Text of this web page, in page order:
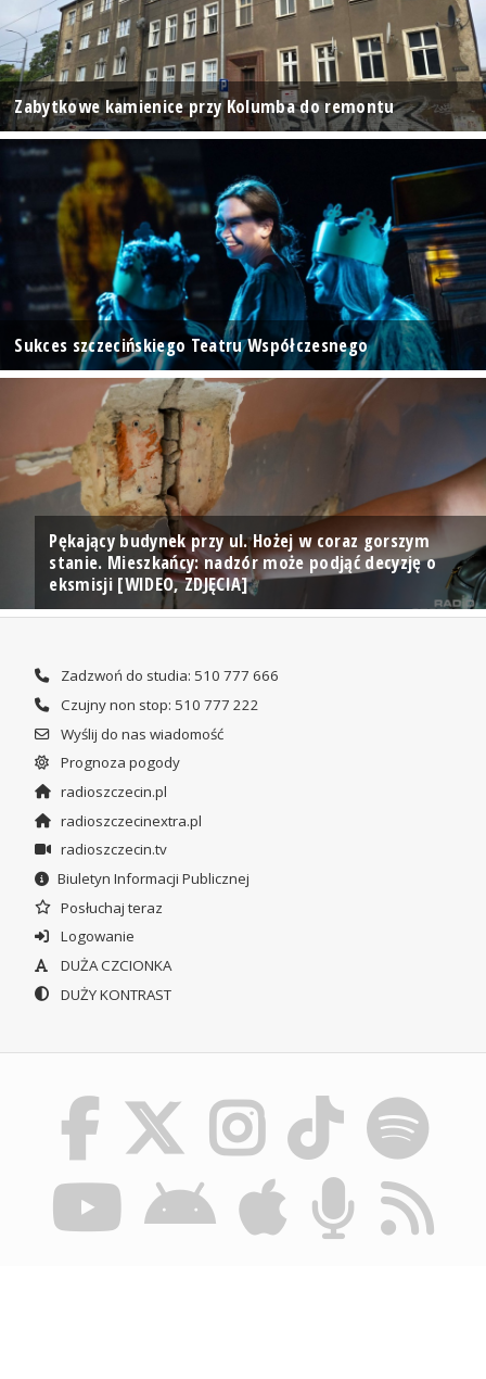
Zabytkowe kamienice przy Kolumba do remontu
Sukces szczecińskiego Teatru Współczesnego
Pękający budynek przy ul. Hożej w coraz gorszym
stanie. Mieszkańcy: nadzór może podjąć decyzję o
eksmisji [WIDEO, ZDJĘCIA]
Zadzwoń do studia: 510 777 666
Czujny non stop: 510 777 222
Wyślij do nas wiadomość
Prognoza pogody
radioszczecin.pl
radioszczecinextra.pl
radioszczecin.tv
Biuletyn Informacji Publicznej
Posłuchaj teraz
Logowanie
DUŻA CZCIONKA
DUŻY KONTRAST